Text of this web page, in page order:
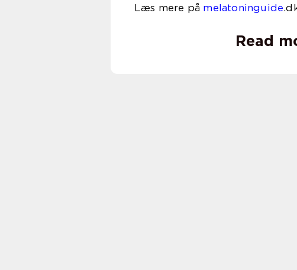
Læs mere på melatoninguide
Read